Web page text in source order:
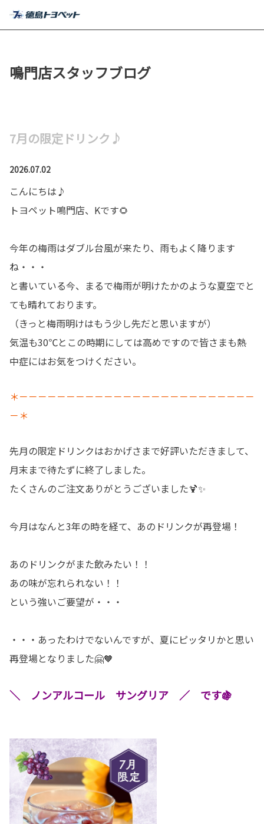
鳴門店スタッフブログ
7月の限定ドリンク♪
2026.07.02
こんにちは♪
トヨペット鳴門店、Kです🌻
今年の梅雨はダブル台風が来たり、雨もよく降ります
ね・・・
と書いている今、まるで梅雨が明けたかのような夏空でと
ても晴れております。
（きっと梅雨明けはもう少し先だと思いますが）
気温も30℃とこの時期にしては高めですので皆さまも熱
中症にはお気をつけください。
＊－－－－－－－－－－－－－－－－－－－－－－－－－
－＊
先月の限定ドリンクはおかげさまで好評いただきまして、
月末まで待たずに終了しました。
たくさんのご注文ありがとうございました🍹✨
今月はなんと3年の時を経て、あのドリンクが再登場！
あのドリンクがまた飲みたい！！
あの味が忘れられない！！
という強いご要望が・・・
・・・あったわけでないんですが、夏にピッタリかと思い
再登場となりました🤗🧡
＼ ノンアルコール サングリア ／ です🍇